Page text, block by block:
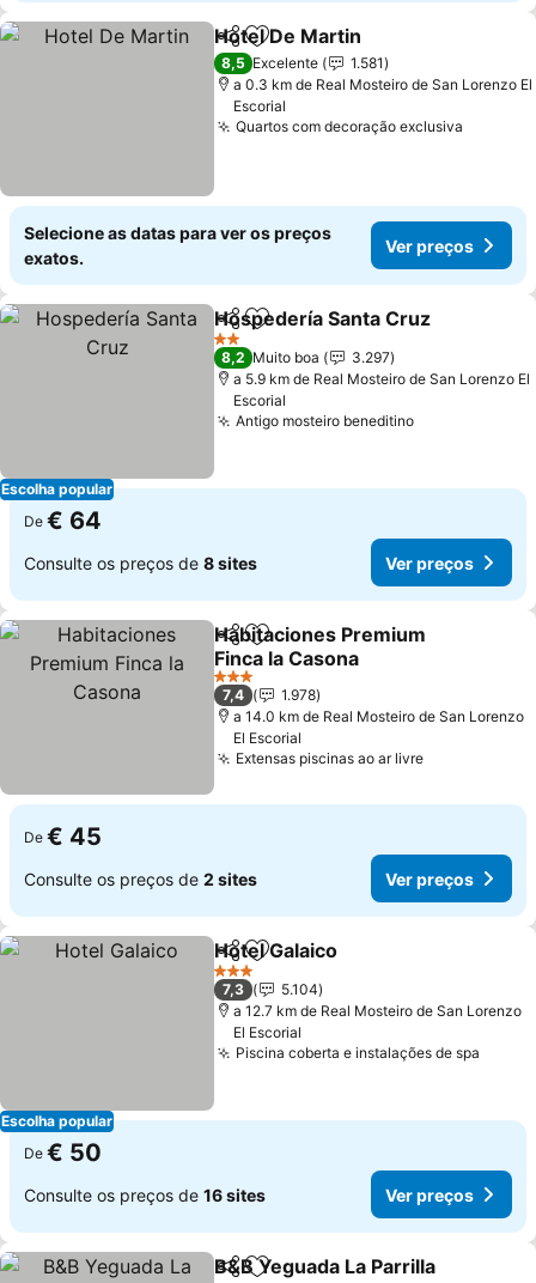
PartilharAdicionar aos favoritos
Hotel De Martin
8,5 Excelente
1.581
a 0.3 km de Real Mosteiro de San Lorenzo El
Escorial
Quartos com decoração exclusiva
Selecione as datas para ver os preços
exatos.
Ver preços
Escolha popular
PartilharAdicionar aos favoritos
Hospedería Santa Cruz
2 Estrelas
8,2 Muito boa
3.297
a 5.9 km de Real Mosteiro de San Lorenzo El
Escorial
Antigo mosteiro beneditinoVer preços
De € 64
Consulte os preços de 8 sites Ver preços
PartilharAdicionar aos favoritos
Habitaciones Premium
Finca la Casona
Ver preços
3 Estrelas
7,4
1.978
a 14.0 km de Real Mosteiro de San Lorenzo
El Escorial
Extensas piscinas ao ar livreVer preços
De € 45
Consulte os preços de 2 sites Ver preços
Escolha popular
PartilharAdicionar aos favoritos
Hotel Galaico
3 Estrelas
7,3
5.104
a 12.7 km de Real Mosteiro de San Lorenzo
El Escorial
Piscina coberta e instalações de spa
De € 50
Consulte os preços de 16 sites Ver preços
Partilhar
B&B Yeguada La Parrilla